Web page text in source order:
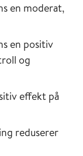
en moderat,
en positiv
og
effekt på
reduserer